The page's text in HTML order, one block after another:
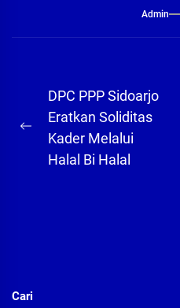
Admin
Navigasi
pos
Previous
post:
DPC PPP Sidoarjo
Eratkan Soliditas
Kader Melalui
Halal Bi Halal
Cari